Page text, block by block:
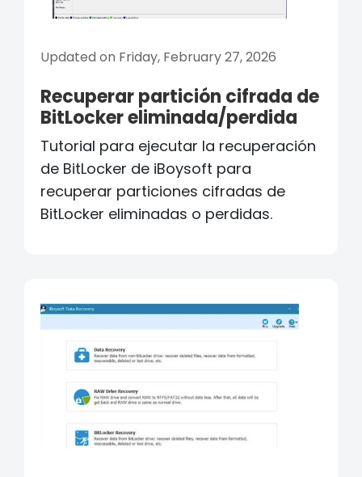
Updated on Friday, February 27, 2026
Recuperar partición cifrada de
BitLocker eliminada/perdida
Tutorial para ejecutar la recuperación
de BitLocker de iBoysoft para
recuperar particiones cifradas de
BitLocker eliminadas o perdidas.